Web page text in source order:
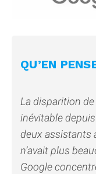
QU’EN
La disparition
inévitable
deux assistants
n’avait plus
Google